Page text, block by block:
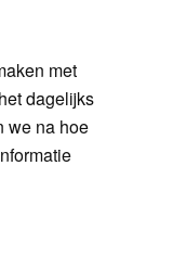
met
dagelijks
we na hoe